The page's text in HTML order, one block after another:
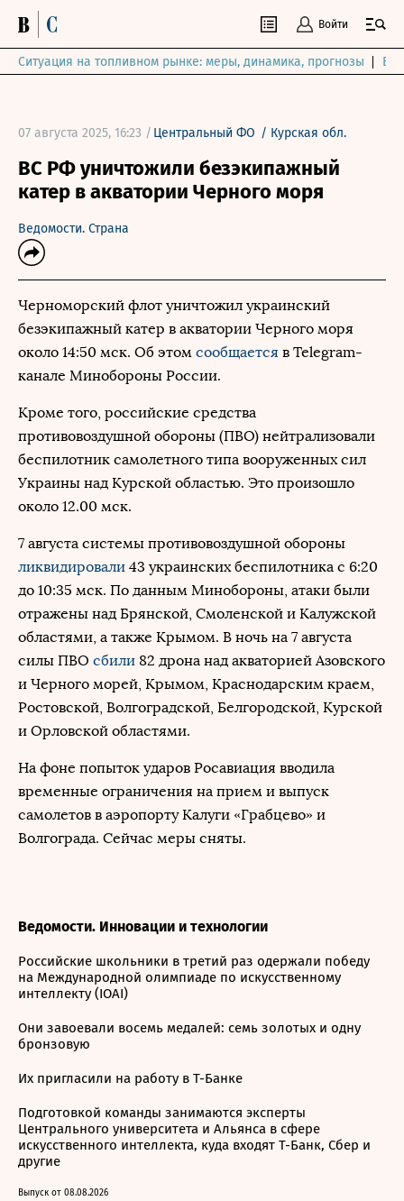
Войти
Ситуация на топливном рынке: меры, динамика, прогнозы
07 августа 2025, 16:23 / Центральный ФО / Курская обл.
ВС РФ уничтожили безэкипажный
катер в акватории Черного моря
Ведомости. Страна
Черноморский флот уничтожил украинский
безэкипажный катер в акватории Черного моря
около 14:50 мск. Об этом сообщается в Telegram-
канале Минобороны России.
Кроме того, российские средства
противовоздушной обороны (ПВО) нейтрализовали
беспилотник самолетного типа вооруженных сил
Украины над Курской областью. Это произошло
около 12.00 мск.
7 августа системы противовоздушной обороны
ликвидировали 43 украинских беспилотника с 6:20
до 10:35 мск. По данным Минобороны, атаки были
отражены над Брянской, Смоленской и Калужской
областями, а также Крымом. В ночь на 7 августа
силы ПВО сбили 82 дрона над акваторией Азовского
и Черного морей, Крымом, Краснодарским краем,
Ростовской, Волгоградской, Белгородской, Курской
и Орловской областями.
На фоне попыток ударов Росавиация вводила
временные ограничения на прием и выпуск
самолетов в аэропорту Калуги «Грабцево» и
Волгограда. Сейчас меры сняты.
Ведомости. Инновации и технологии
Российские школьники в третий раз одержали победу
на Международной олимпиаде по искусственному
интеллекту (IOAI)
Они завоевали восемь медалей: семь золотых и одну
бронзовую
Их пригласили на работу в Т-Банке
Подготовкой команды занимаются эксперты
Центрального университета и Альянса в сфере
искусственного интеллекта, куда входят Т-Банк, Сбер и
другие
Выпуск от 08.08.2026